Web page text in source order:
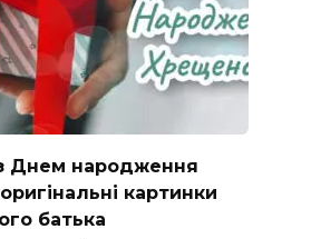
Днем народження
картинки
батька